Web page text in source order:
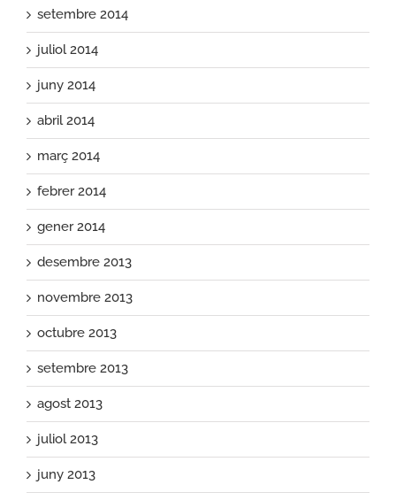
setembre 2014
juliol 2014
juny 2014
abril 2014
març 2014
febrer 2014
gener 2014
desembre 2013
novembre 2013
octubre 2013
setembre 2013
agost 2013
juliol 2013
juny 2013